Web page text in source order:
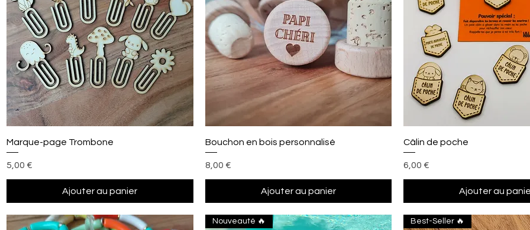
Aperçu rapide
Marque-page Trombone
Prix
5,00 €
Ajouter au panier
Aperçu rapide
Bouchon en bois personnalisé
Prix
8,00 €
Ajouter au panier
Câlin de poche
Prix
6,00 €
Ajouter au
Nouveauté 🔥 Best-Seller 🔥